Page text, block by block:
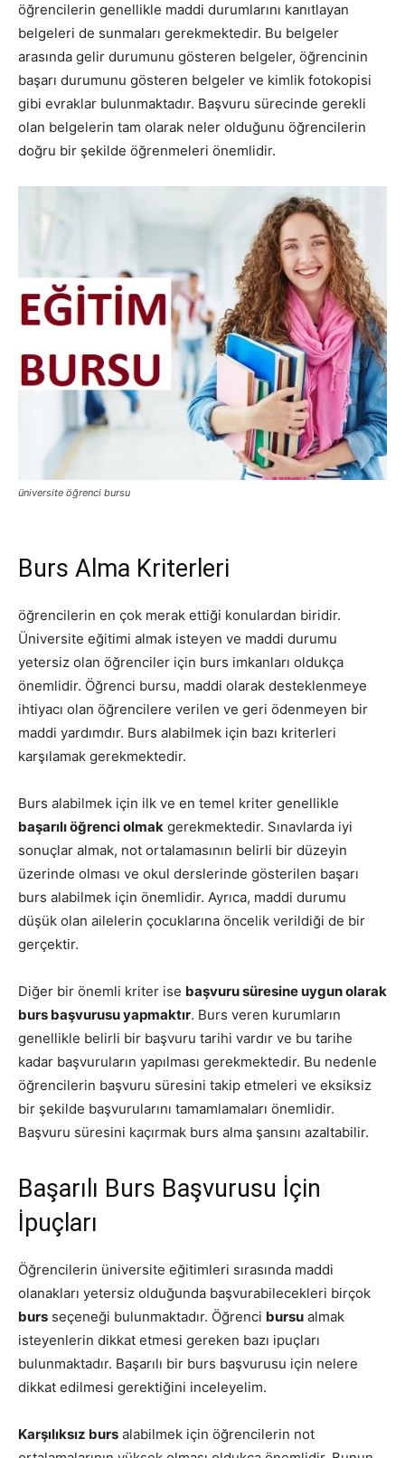
öğrencilerin genellikle maddi durumlarını kanıtlayan
belgeleri de sunmaları gerekmektedir. Bu belgeler
arasında gelir durumunu gösteren belgeler, öğrencinin
başarı durumunu gösteren belgeler ve kimlik fotokopisi
gibi evraklar bulunmaktadır. Başvuru sürecinde gerekli
olan belgelerin tam olarak neler olduğunu öğrencilerin
doğru bir şekilde öğrenmeleri önemlidir.
üniversite öğrenci bursu
Burs Alma Kriterleri
öğrencilerin en çok merak ettiği konulardan biridir.
Üniversite eğitimi almak isteyen ve maddi durumu
yetersiz olan öğrenciler için burs imkanları oldukça
önemlidir. Öğrenci bursu, maddi olarak desteklenmeye
ihtiyacı olan öğrencilere verilen ve geri ödenmeyen bir
maddi yardımdır. Burs alabilmek için bazı kriterleri
karşılamak gerekmektedir.
Burs alabilmek için ilk ve en temel kriter genellikle
başarılı öğrenci olmak gerekmektedir. Sınavlarda iyi
sonuçlar almak, not ortalamasının belirli bir düzeyin
üzerinde olması ve okul derslerinde gösterilen başarı
burs alabilmek için önemlidir. Ayrıca, maddi durumu
düşük olan ailelerin çocuklarına öncelik verildiği de bir
gerçektir.
Diğer bir önemli kriter ise başvuru süresine uygun olarak
burs başvurusu yapmaktır. Burs veren kurumların
genellikle belirli bir başvuru tarihi vardır ve bu tarihe
kadar başvuruların yapılması gerekmektedir. Bu nedenle
öğrencilerin başvuru süresini takip etmeleri ve eksiksiz
bir şekilde başvurularını tamamlamaları önemlidir.
Başvuru süresini kaçırmak burs alma şansını azaltabilir.
Başarılı Burs Başvurusu İçin
İpuçları
Öğrencilerin üniversite eğitimleri sırasında maddi
olanakları yetersiz olduğunda başvurabilecekleri birçok
burs seçeneği bulunmaktadır. Öğrenci bursu almak
isteyenlerin dikkat etmesi gereken bazı ipuçları
bulunmaktadır. Başarılı bir burs başvurusu için nelere
dikkat edilmesi gerektiğini inceleyelim.
Karşılıksız burs alabilmek için öğrencilerin not